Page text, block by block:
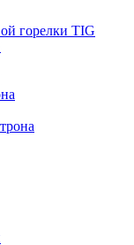
горелки TIG